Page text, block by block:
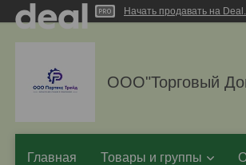
Начать продавать на
ООО"Торговый
Главная Товары и группы